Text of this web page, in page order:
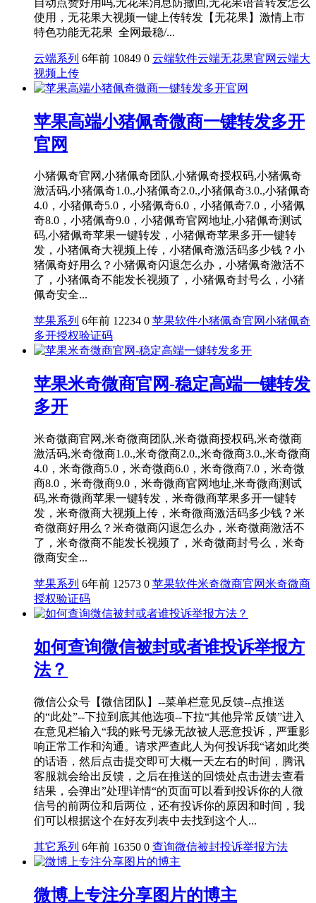
使用，无花果大视频一键上传转发【无花果】激情上市
特色功能无花果 全网最稳/...
云端系列 6年前 10849 0 云端软件云端无花果官网云端大
视频上传
苹果高端小猪佩奇微商一键转发多开
官网
小猪佩奇官网,小猪佩奇团队,小猪佩奇授权码,小猪佩奇
激活码,小猪佩奇1.0.,小猪佩奇2.0.,小猪佩奇3.0.,小猪佩奇
4.0，小猪佩奇5.0，小猪佩奇6.0，小猪佩奇7.0，小猪佩
奇8.0，小猪佩奇9.0，小猪佩奇官网地址,小猪佩奇测试
码,小猪佩奇苹果一键转发，小猪佩奇苹果多开一键转
发，小猪佩奇大视频上传，小猪佩奇激活码多少钱？小
猪佩奇好用么？小猪佩奇闪退怎么办，小猪佩奇激活不
了，小猪佩奇不能发长视频了，小猪佩奇封号么，小猪
佩奇安全...
苹果系列 6年前 12234 0 苹果软件小猪佩奇官网小猪佩奇
多开授权验证码
苹果米奇微商官网-稳定高端一键转发
多开
米奇微商官网,米奇微商团队,米奇微商授权码,米奇微商
激活码,米奇微商1.0.,米奇微商2.0.,米奇微商3.0.,米奇微商
4.0，米奇微商5.0，米奇微商6.0，米奇微商7.0，米奇微
商8.0，米奇微商9.0，米奇微商官网地址,米奇微商测试
码,米奇微商苹果一键转发，米奇微商苹果多开一键转
发，米奇微商大视频上传，米奇微商激活码多少钱？米
奇微商好用么？米奇微商闪退怎么办，米奇微商激活不
了，米奇微商不能发长视频了，米奇微商封号么，米奇
微商安全...
苹果系列 6年前 12573 0 苹果软件米奇微商官网米奇微商
授权验证码
如何查询微信被封或者谁投诉举报方
法？
微信公众号【微信团队】--菜单栏意见反馈--点推送
的“此处”--下拉到底其他选项--下拉“其他异常反馈”进入
在意见栏输入“我的账号无缘无故被人恶意投诉，严重影
响正常工作和沟通。请求严查此人为何投诉我“诸如此类
的话语，然后点击提交即可大概一天左右的时间，腾讯
客服就会给出反馈，之后在推送的回馈处点击进去查看
结果，会弹出”处理详情“的页面可以看到投诉你的人微
信号的前两位和后两位，还有投诉你的原因和时间，我
们可以根据这个在好友列表中去找到这个人...
其它系列 6年前 16350 0 查询微信被封投诉举报方法
微博上专注分享图片的博主